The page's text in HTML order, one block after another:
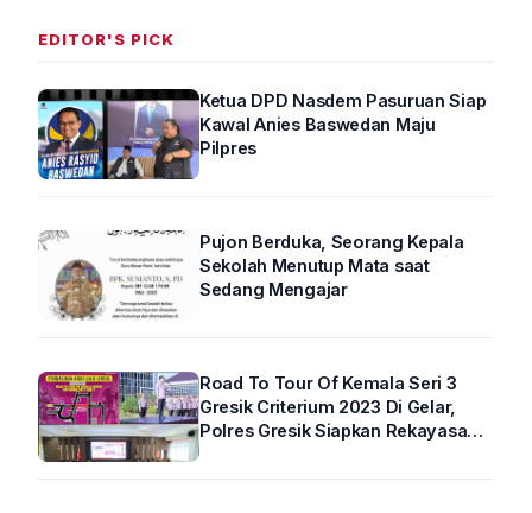
EDITOR'S PICK
Ketua DPD Nasdem Pasuruan Siap
Kawal Anies Baswedan Maju
Pilpres
Pujon Berduka, Seorang Kepala
Sekolah Menutup Mata saat
Sedang Mengajar
Road To Tour Of Kemala Seri 3
Gresik Criterium 2023 Di Gelar,
Polres Gresik Siapkan Rekayasa